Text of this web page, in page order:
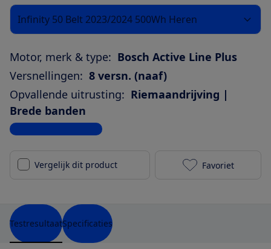
Infinity 50 Belt 2023/2024 500Wh Heren
Motor, merk & type: Bosch Active Line Plus
Versnellingen: 8 versn. (naaf)
Opvallende uitrusting: Riemaandrijving |
Brede banden
Bekijk alle specificaties
Vergelijk dit product Dutch ID
Favoriet
TestresultaatSpecificaties